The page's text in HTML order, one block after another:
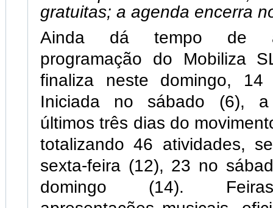
gratuitas; a agenda encerra
Ainda dá tempo de
programação do Mobiliza
finaliza neste domingo, 14
Iniciada no sábado (6),
últimos três dias do
totalizando 46 atividades,
sexta-feira (12), 23 no
domingo (14).